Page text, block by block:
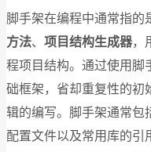
脚手架在编程中通常指的
方法、 项目结构生成器，
程项目结构。通过使用脚
础框架，省却重复性的初
辑的编写。脚手架通常包
配置文件以及常用库的引